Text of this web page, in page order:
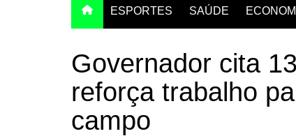
ESPORTES SAÚDE
Governador cita
reforça trabalho
campo